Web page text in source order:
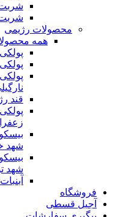
محصولات رژیمی
همه
قند
شهد
شهد
فروشگاه
آجیل قسطی